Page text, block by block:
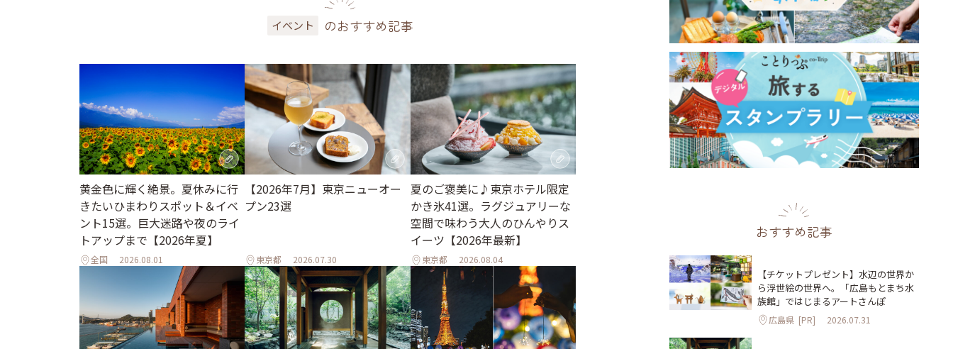
イベント のおすすめ記事
黄金色に輝く絶景。夏休みに行
きたいひまわりスポット＆イベ
ント15選。巨大迷路や夜のライ
トアップまで【2026年夏】
全国 2026.08.01
【2026年7月】東京ニューオー
プン23選
東京都 2026.07.30
夏のご褒美に♪東京ホテル限定
かき氷41選。ラグジュアリーな
空間で味わう大人のひんやりス
イーツ【2026年最新】
東京都 2026.08.04
おすすめ記事
【チケットプレゼント】水辺の世界か
ら浮世絵の世界へ。「広島もとまち水
族館」ではじまるアートさんぽ
広島県 [PR] 2026.07.31